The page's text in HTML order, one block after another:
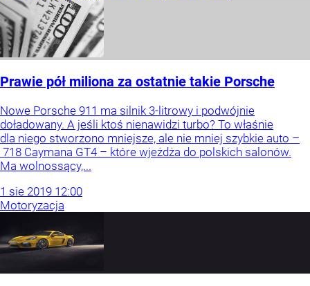
Prawie pół miliona za ostatnie takie Porsche
Nowe Porsche 911 ma silnik 3-litrowy i podwójnie
doładowany. A jeśli ktoś nienawidzi turbo? To właśnie
dla niego stworzono mniejsze, ale nie mniej szybkie auto –
718 Caymana GT4 – które wjeżdża do polskich salonów.
Ma wolnossący,...
1 sie 2019 12:00
Motoryzacja